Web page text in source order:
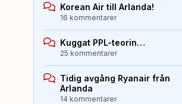
Korean Air till Arlanda!
16 kommentarer
Kuggat PPL-teorin…
25 kommentarer
Tidig avgång Ryanair från
Arlanda
14 kommentarer